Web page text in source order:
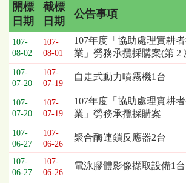
招
標
採
購
列
表，
欄
位
依
序
為：
開
開標
日期
截標
日期
公告事項
107-
08-02
107-
08-01
107年度「協助處理實耕
業」勞務承攬採購案(第 2
107-
07-20
107-
07-19
自走式動力噴霧機1台
107-
07-20
107-
07-19
107年度「協助處理實耕
業」勞務承攬採購案
107-
06-27
107-
06-26
聚合酶連鎖反應器2台
107-
06-27
107-
06-26
電泳膠體影像擷取設備1台